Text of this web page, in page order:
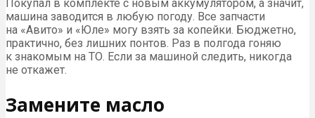
Покупал в комплекте с новым аккумулятором, а значит,
машина заводится в любую погоду. Все запчасти
на «Авито» и «Юле» могу взять за копейки. Бюджетно,
практично, без лишних понтов. Раз в полгода гоняю
к знакомым на ТО. Если за машиной следить, никогда
не откажет.
Замените масло